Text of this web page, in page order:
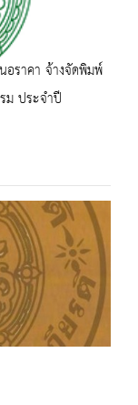
อราคา จ้างจัดพิมพ์
ประจำปี